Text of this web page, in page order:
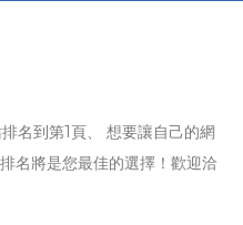
名到第1頁、 想要讓自己的網
排名將是您最佳的選擇！歡迎洽